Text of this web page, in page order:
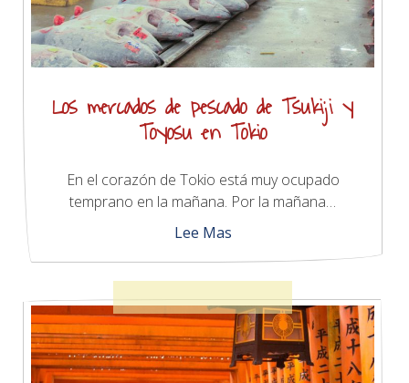
Los mercados de pescado de Tsukiji y
Toyosu en Tokio
En el corazón de Tokio está muy ocupado
temprano en la mañana. Por la mañana…
Lee Mas